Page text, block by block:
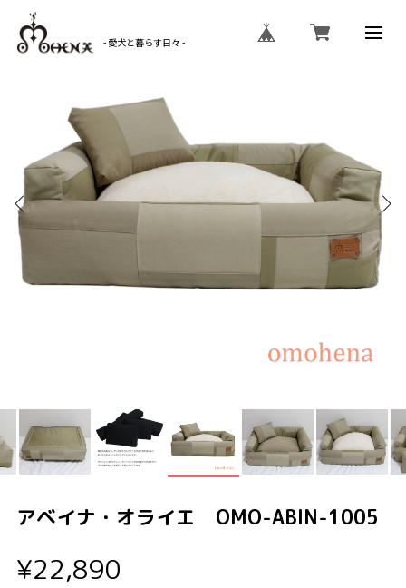
- 愛犬と暮らす日々 -
アベイナ・オライエ OMO-ABIN-1005
¥22,890